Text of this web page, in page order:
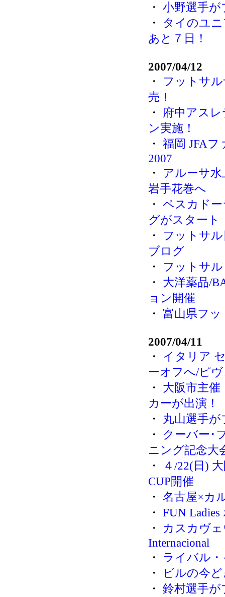
・ 小野選手
・
タイのユ
あと７日！
2007/04/12
・ フットサ
売！
・ 府中アス
ン実施！
・ 福岡 JFA
2007
・ アルーサ
岩手花巻へ
・ ペスカド
グがスタート
・ フットサ
ブログ
・ フットサ
・ 大洋薬品/
ョン開催
・ 富山県フッ
2007/04/11
・ イタリア
ーオフへ/ピ
・ 大阪市主
カーが出演！
・ 丸山選手
・ クーバー･
ニング記念大
・
４/22(日)
CUP開催
・ 名古屋×カ
・ FUN
・
カスカヴ
Internacional
・ ライバル
・
ビルの今
・ 鈴村選手